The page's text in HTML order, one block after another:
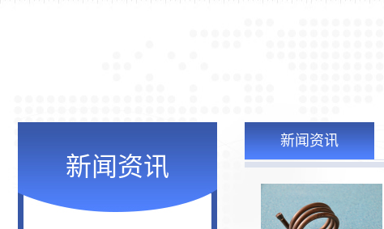
新闻资讯
新闻资讯